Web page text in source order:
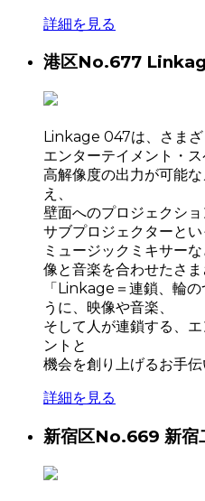
詳細を見る
港区No.677
Linkage 047は、さま
エンターテイメント・ス
高解像度の出力が可能
え、
壁面へのプロジェクシ
サブプロジェクターと
ミュージックミキサー
像と音楽を合わせたさま
「Linkage＝連鎖、輪
うに、映像や音楽、
そして人が連鎖する、
ントと
機会を創り上げるお手伝
詳細を見る
新宿区No.669 新